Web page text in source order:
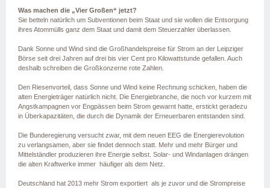
Was machen die „Vier Großen“ jetzt?
Sie betteln natürlich um Subventionen beim Staat und sie wollen die Entsorgung
ihres Atommülls ganz dem Staat und damit dem Steuerzahler überlassen.
Dank Sonne und Wind sind die Großhandelspreise für Strom an der Leipziger
Börse seit drei Jahren auf drei bis vier Cent pro Kilowattstunde gefallen. Auch
deshalb schreiben die Großkonzerne rote Zahlen.
Den Riesenvorteil, dass Sonne und Wind keine Rechnung schicken, haben die
alten Energieträger natürlich nicht. Die Energiebranche, die noch vor kurzem mit
Angstkampagnen vor Engpässen beim Strom gewarnt hatte, erstickt geradezu
in Überkapazitäten, die durch die Dynamik der Erneuerbaren entstanden sind.
Die Bunderegierung versucht zwar, mit dem neuen EEG die Energierevolution
zu verlangsamen, aber sie findet dennoch statt. Mehr und mehr Bürger und
Mittelständler produzieren ihre Energie selbst. Solar- und Windanlagen drängen
die alten Kraftwerke immer häufiger als dem Netz.
Deutschland hat 2013 mehr Strom exportiert als je zuvor und die Strompreise